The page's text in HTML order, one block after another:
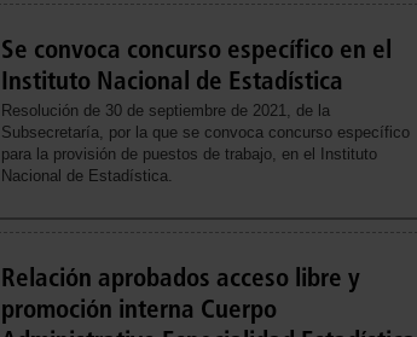
Se convoca concurso específico en el
Instituto Nacional de Estadística
Resolución de 30 de septiembre de 2021, de la
Subsecretaría, por la que se convoca concurso específico
para la provisión de puestos de trabajo, en el Instituto
Nacional de Estadística.
Relación aprobados acceso libre y
promoción interna Cuerpo